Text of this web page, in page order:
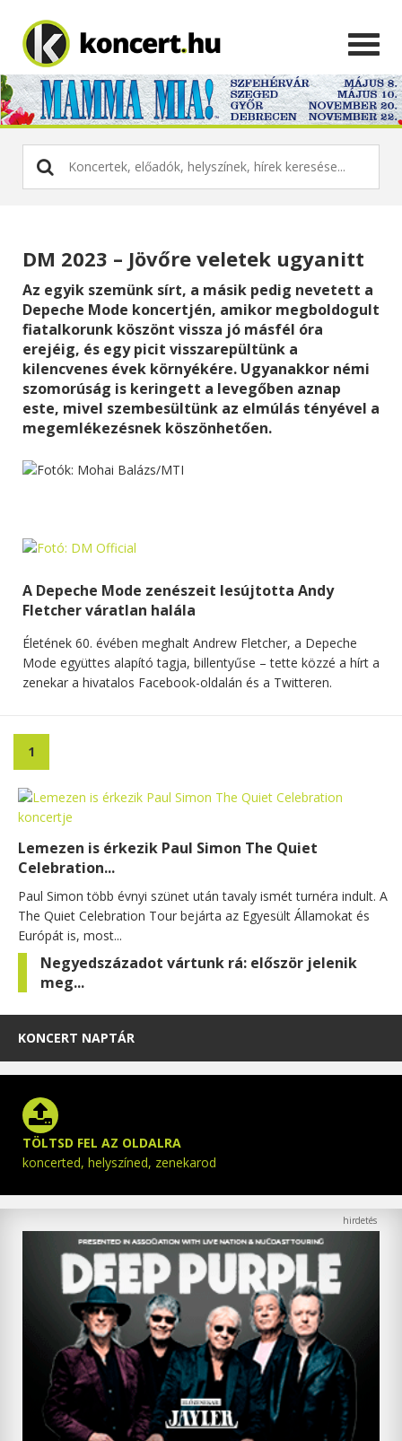
DM 2023 – Jövőre veletek ugyanitt
Az egyik szemünk sírt, a másik pedig nevetett a
Depeche Mode koncertjén, amikor megboldogult
fiatalkorunk köszönt vissza jó másfél óra
erejéig, és egy picit visszarepültünk a
kilencvenes évek környékére. Ugyanakkor némi
szomorúság is keringett a levegőben aznap
este, mivel szembesültünk az elmúlás tényével a
megemlékezésnek köszönhetően.
A Depeche Mode zenészeit lesújtotta Andy
Fletcher váratlan halála
Életének 60. évében meghalt Andrew Fletcher, a Depeche
Mode együttes alapító tagja, billentyűse – tette közzé a hírt a
zenekar a hivatalos Facebook-oldalán és a Twitteren.
1
Lemezen is érkezik Paul Simon The Quiet
Celebration...
Paul Simon több évnyi szünet után tavaly ismét turnéra indult. A
The Quiet Celebration Tour bejárta az Egyesült Államokat és
Európát is, most...
Negyedszázadot vártunk rá: először jelenik
meg...
KONCERT NAPTÁR
TÖLTSD FEL AZ OLDALRA
koncerted, helyszíned, zenekarod